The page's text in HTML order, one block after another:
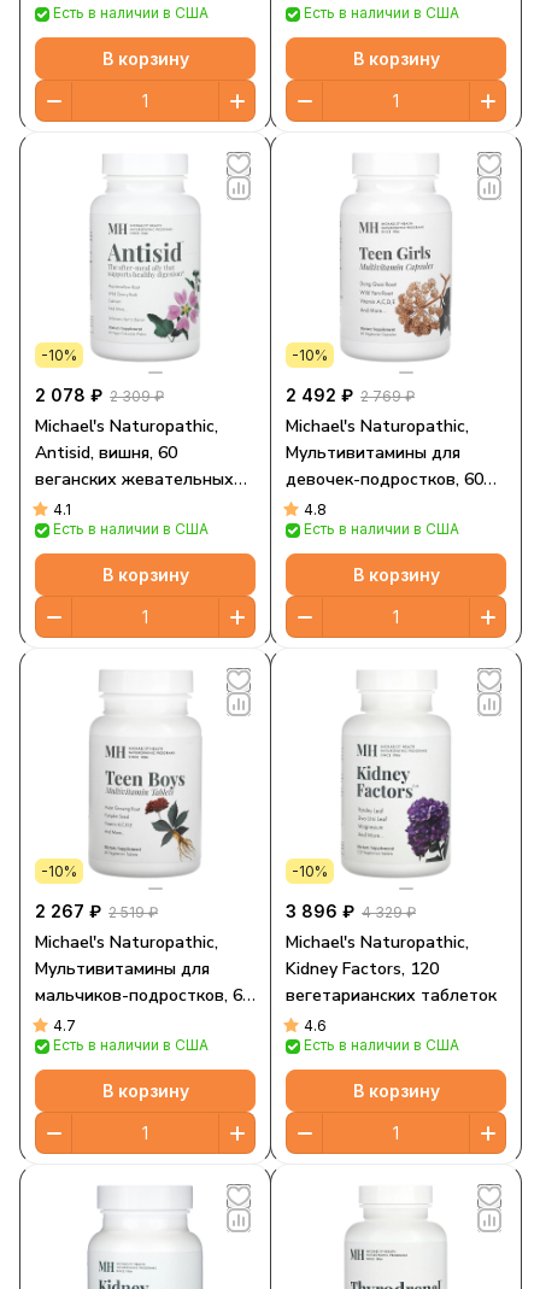
Есть в наличии в США
В корзину
Есть в наличии в США
В корзину
-10%
2 078 ₽ 2 309 ₽
Michael's Naturopathic,
Antisid, вишня, 60
веганских жевательных
вафель
4.1
Есть в наличии в США
В корзину
-10%
2 492 ₽ 2 769 ₽
Michael's Naturopathic,
Мультивитамины для
девочек-подростков, 60
вегетарианских капсул
4.8
Есть в наличии в США
В корзину
-10%
2 267 ₽ 2 519 ₽
Michael's Naturopathic,
Мультивитамины для
мальчиков-подростков, 60
вегетарианских таблеток
4.7
Есть в наличии в США
В корзину
-10%
3 896 ₽ 4 329 ₽
Michael's Naturopathic,
Kidney Factors, 120
вегетарианских таблеток
4.6
Есть в наличии в США
В корзину